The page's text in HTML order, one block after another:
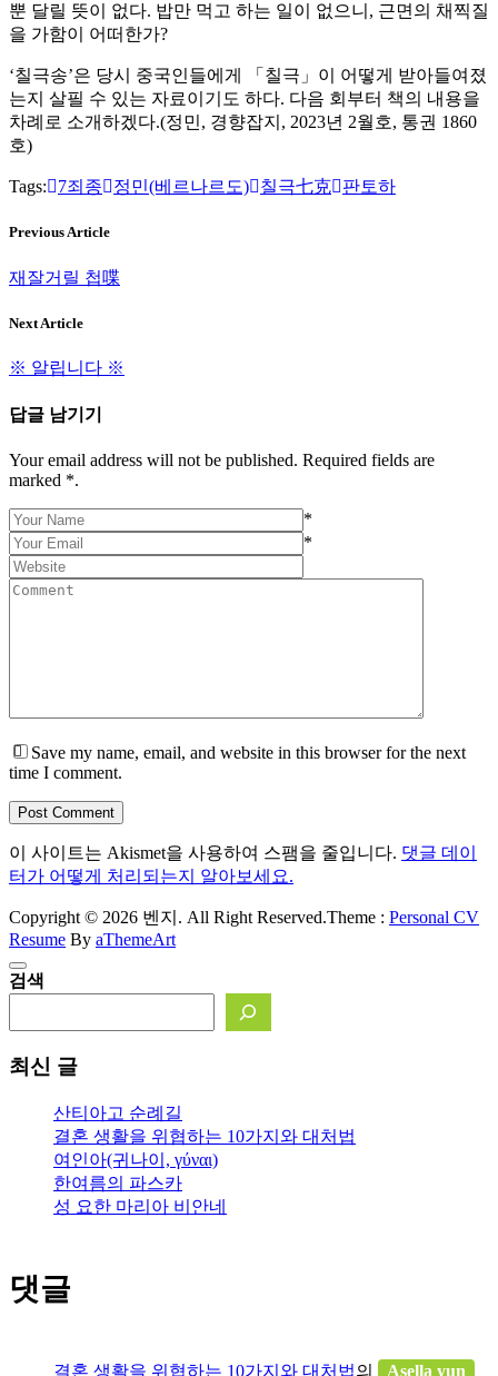
뿐 달릴 뜻이 없다. 밥만 먹고 하는 일이 없으니, 근면의 채찍질
을 가함이 어떠한가?
‘칠극송’은 당시 중국인들에게 「칠극」이 어떻게 받아들여졌
는지 살필 수 있는 자료이기도 하다. 다음 회부터 책의 내용을
차례로 소개하겠다.(정민, 경향잡지, 2023년 2월호, 통권 1860
호)
Tags: 7죄종 정민(베르나르도) 칠극七克 판토하
Previous Article
재잘거릴 첩喋
Next Article
※ 알립니다 ※
답글 남기기
Your email address will not be published. Required fields are
marked *.
*
*
Save my name, email, and website in this browser for the next
time I comment.
Post Comment
이 사이트는 Akismet을 사용하여 스팸을 줄입니다. 댓글 데이
터가 어떻게 처리되는지 알아보세요.
Copyright © 2026 벤지. All Right Reserved.Theme : Personal CV
Resume By aThemeArt
검색
최신 글
산티아고 순례길
결혼 생활을 위협하는 10가지와 대처법
여인아(귀나이, γύναι)
한여름의 파스카
성 요한 마리아 비안네
댓글
결혼 생활을 위협하는 10가지와 대처법의 Asella yun